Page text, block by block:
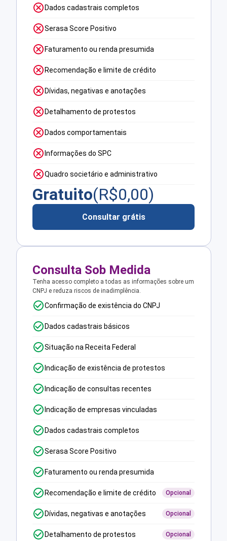
Dados cadastrais completos
Serasa Score Positivo
Faturamento ou renda presumida
Recomendação e limite de crédito
Dívidas, negativas e anotações
Detalhamento de protestos
Dados comportamentais
Informações do SPC
Quadro societário e administrativo
Gratuito(R$0,00)
Consultar grátis
Consulta Sob Medida
Tenha acesso completo a todas as informações sobre um
CNPJ e reduza riscos de inadimplência.
Confirmação de existência do CNPJ
Dados cadastrais básicos
Situação na Receita Federal
Indicação de existência de protestos
Indicação de consultas recentes
Indicação de empresas vinculadas
Dados cadastrais completos
Serasa Score Positivo
Faturamento ou renda presumida
Recomendação e limite de crédito Opcional
Dívidas, negativas e anotações Opcional
Detalhamento de protestos Opcional